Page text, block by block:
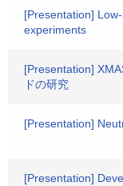
[Presentation]
experiments
[Presentation]
ドの研究
[Presentation]
[Presentation]